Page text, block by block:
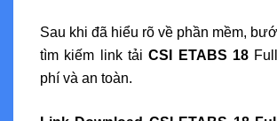
Sau khi đã hiểu rõ về phần mềm,
tìm kiếm link tảiCSI ETABS 18
phí và an toàn.